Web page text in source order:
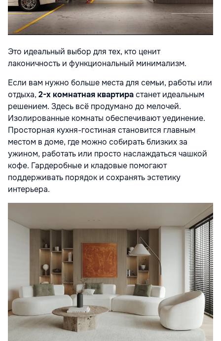
Это идеальный выбор для тех, кто ценит
лаконичность и функциональный минимализм.
Если вам нужно больше места для семьи, работы или
отдыха, 2-х комнатная квартирастанет идеальным
решением. Здесь всё продумано до мелочей.
Изолированные комнаты обеспечивают уединение.
Просторная кухня-гостиная становится главным
местом в доме, где можно собирать близких за
ужином, работать или просто наслаждаться чашкой
кофе. Гардеробные и кладовые помогают
поддерживать порядок и сохранять эстетику
интерьера.